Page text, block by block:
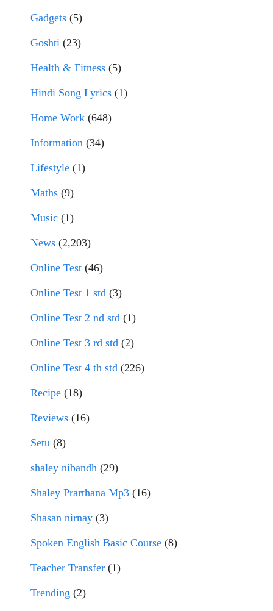
Gadgets (5)
Goshti (23)
Health & Fitness (5)
Hindi Song Lyrics (1)
Home Work (648)
Information (34)
Lifestyle (1)
Maths (9)
Music (1)
News (2,203)
Online Test (46)
Online Test 1 std (3)
Online Test 2 nd std (1)
Online Test 3 rd std (2)
Online Test 4 th std (226)
Recipe (18)
Reviews (16)
Setu (8)
shaley nibandh (29)
Shaley Prarthana Mp3 (16)
Shasan nirnay (3)
Spoken English Basic Course (8)
Teacher Transfer (1)
Trending (2)